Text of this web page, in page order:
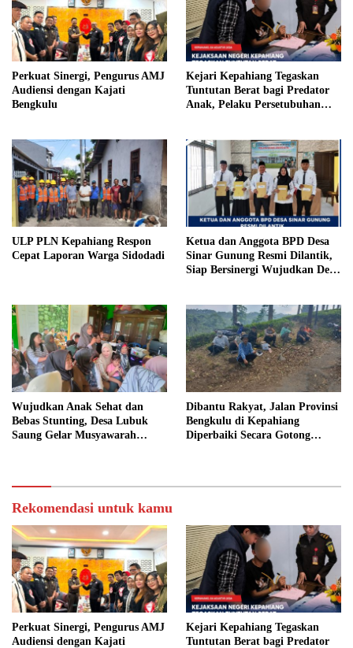
Perkuat Sinergi, Pengurus AMJ
Audiensi dengan Kajati
Bengkulu
Kejari Kepahiang Tegaskan
Tuntutan Berat bagi Predator
Anak, Pelaku Persetubuhan
Penjara
ULP PLN Kepahiang Respon
Cepat Laporan Warga Sidodadi
Ketua dan Anggota BPD Desa
Sinar Gunung Resmi Dilantik,
Siap Bersinergi Wujudkan Desa
Wujudkan Anak Sehat dan
Bebas Stunting, Desa Lubuk
Saung Gelar Musyawarah
Dibantu Rakyat, Jalan Provinsi
Bengkulu di Kepahiang
Diperbaiki Secara Gotong
Rekomendasi untuk kamu
Perkuat Sinergi, Pengurus AMJ
Audiensi dengan Kajati
Kejari Kepahiang Tegaskan
Tuntutan Berat bagi Predator